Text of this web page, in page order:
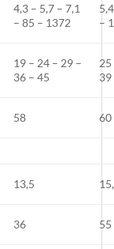
4,3 – 5,7 – 7,1
– 85 – 1372
–
19 – 24 – 29 –
36 – 45
25
39
58 60
13,5
36 55